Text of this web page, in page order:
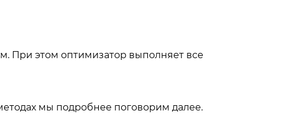
При этом оптимизатор выполняет все
мы подробнее поговорим далее.